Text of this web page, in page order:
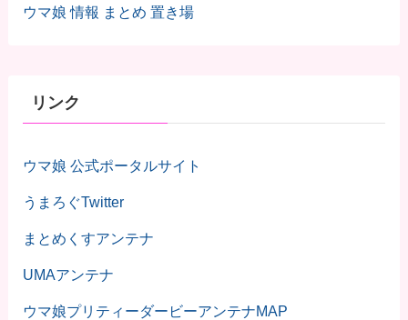
ウマ娘 情報 まとめ 置き場
リンク
ウマ娘 公式ポータルサイト
うまろぐTwitter
まとめくすアンテナ
UMAアンテナ
ウマ娘プリティーダービーアンテナMAP